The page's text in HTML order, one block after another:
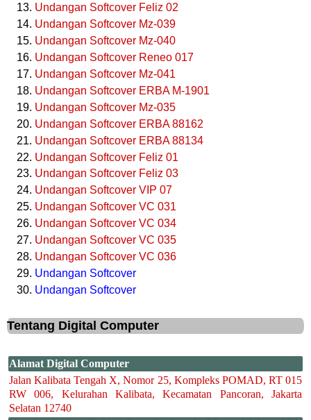
Undangan Softcover Feliz 02
Undangan Softcover Mz-039
Undangan Softcover Mz-040
Undangan Softcover Reneo 017
Undangan Softcover Mz-041
Undangan Softcover ERBA M-1901
Undangan Softcover Mz-035
Undangan Softcover ERBA 88162
Undangan Softcover ERBA 88134
Undangan Softcover Feliz 01
Undangan Softcover Feliz 03
Undangan Softcover VIP 07
Undangan Softcover VC 031
Undangan Softcover VC 034
Undangan Softcover VC 035
Undangan Softcover VC 036
Undangan Softcover
Undangan Softcover
Tentang Digital Computer
Alamat Digital Computer
Jalan Kalibata Tengah X, Nomor 25, Kompleks POMAD, RT 015
RW 006, Kelurahan Kalibata, Kecamatan Pancoran, Jakarta
Selatan 12740